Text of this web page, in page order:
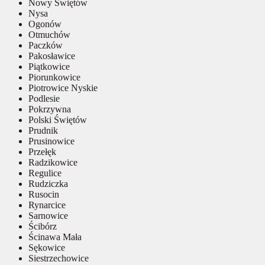
Nowy Świętów
Nysa
Ogonów
Otmuchów
Paczków
Pakosławice
Piątkowice
Piorunkowice
Piotrowice Nyskie
Podlesie
Pokrzywna
Polski Świętów
Prudnik
Prusinowice
Przełęk
Radzikowice
Regulice
Rudziczka
Rusocin
Rynarcice
Sarnowice
Ścibórz
Ścinawa Mała
Sękowice
Siestrzechowice